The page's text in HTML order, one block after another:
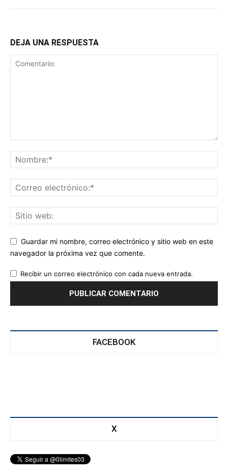
DEJA UNA RESPUESTA
Guardar mi nombre, correo electrónico y sitio web en este
navegador la próxima vez que comente.
Recibir un correo electrónico con cada nueva entrada.
FACEBOOK
X